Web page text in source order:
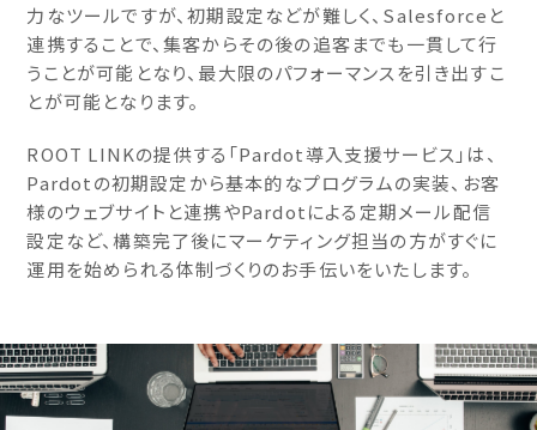
力なツールですが、初期設定などが難しく、Salesforceと
連携することで、集客からその後の追客までも一貫して行
うことが可能となり、最大限のパフォーマンスを引き出すこ
とが可能となります。
ROOT LINKの提供する「Pardot導入支援サービス」は、
Pardotの初期設定から基本的なプログラムの実装、お客
様のウェブサイトと連携やPardotによる定期メール配信
設定など、構築完了後にマーケティング担当の方がすぐに
運用を始められる体制づくりのお手伝いをいたします。